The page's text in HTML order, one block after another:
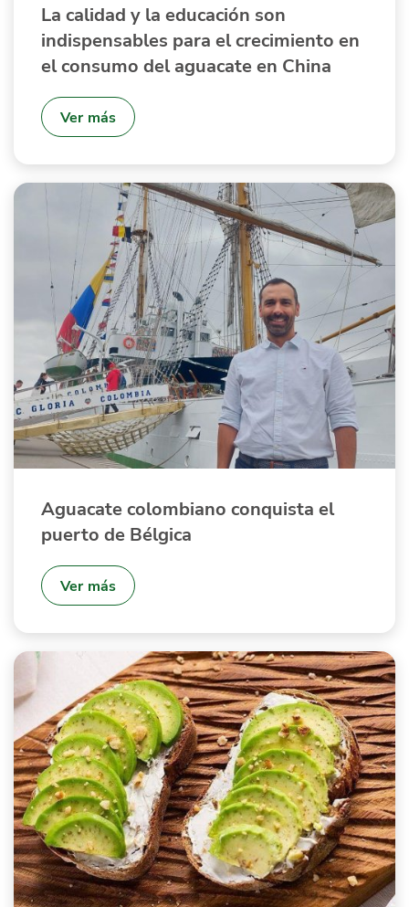
La calidad y la educación son
indispensables para el crecimiento en
el consumo del aguacate en China
Ver más
Aguacate colombiano conquista el
puerto de Bélgica
Ver más